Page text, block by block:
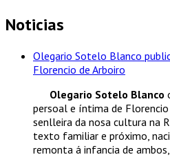
Noticias
Olegario Sotelo Blanco
Florencio de Arboiro
Olegario Sotelo Blanco
persoal e íntima de Florencio
senlleira da nosa cultura na
texto familiar e próximo,
remonta á infancia de